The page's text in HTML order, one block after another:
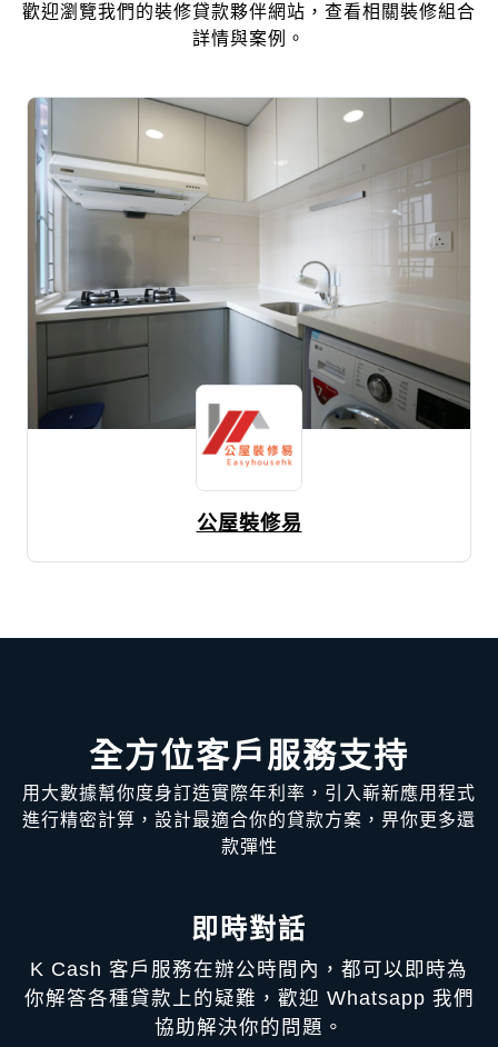
歡迎瀏覽我們的裝修貸款夥伴網站，查看相關裝修組合
詳情與案例。
公屋裝修易
全方位客戶服務支持
用大數據幫你度身訂造實際年利率，引入嶄新應用程式
進行精密計算，設計最適合你的貸款方案，畀你更多還
款彈性
即時對話
K Cash 客戶服務在辦公時間內，都可以即時為
你解答各種貸款上的疑難，歡迎 Whatsapp 我們
協助解決你的問題。